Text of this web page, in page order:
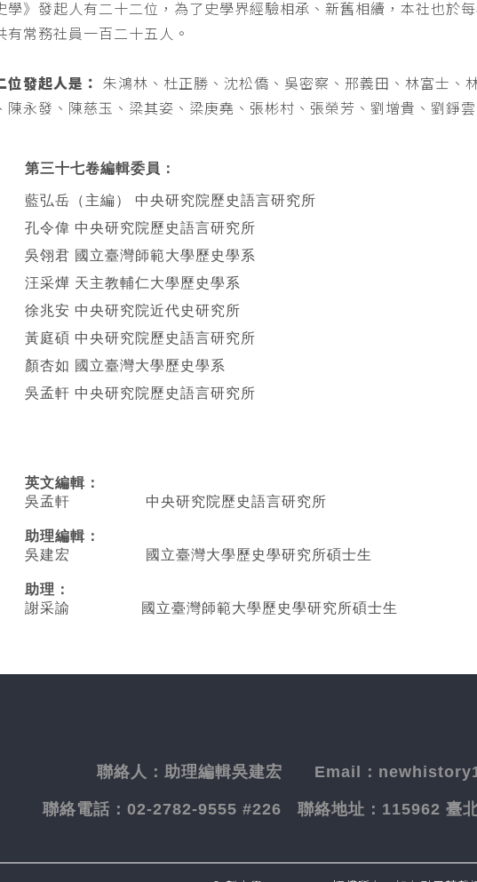
學》發起人有二十二位，為了史學界經驗相承、新舊相續，本社也於
有常務社員一百二十五人。
位發起人是：
朱鴻林、杜正勝、沈松僑、吳密察、邢義田、林富士、
陳永發、陳慈玉、梁其姿、梁庚堯、張彬村、張榮芳、劉增貴、劉錚雲
第三十七卷編輯委員：
藍弘岳（主編） 中央研究院歷史語言研究所
孔令偉 中央研究院歷史語言研究所
吳翎君 國立臺灣師範大學歷史學系
汪采燁 天主教輔仁大學歷史學系
徐兆安 中央研究院近代史研究所
黃庭碩 中央研究院歷史語言研究所
顏杏如 國立臺灣大學歷史學系
吳孟軒 中央研究院歷史語言研究所
英文編輯 ：
吳孟軒 中央研究院歷史語言研究所
助理編輯：
吳建宏 國立臺灣大學歷史學研究所碩士生
助理：
謝采諭
國立臺灣師範大學歷史學研究所碩士生
聯絡人： 助理編輯吳建宏 Email：
聯絡電話： 02-2782-9555 #226 聯絡地址： 115962 臺